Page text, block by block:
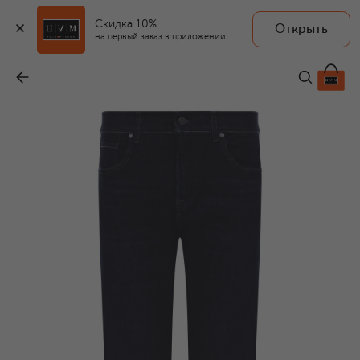
Скидка 10%
на первый заказ в приложении
Открыть
22 100 ₽